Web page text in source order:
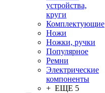
устройства,
круги
Комплектующие
Ножи
Ножки, ручки
Популярное
Ремни
Электрические
компоненты
+ ЕЩЕ 5